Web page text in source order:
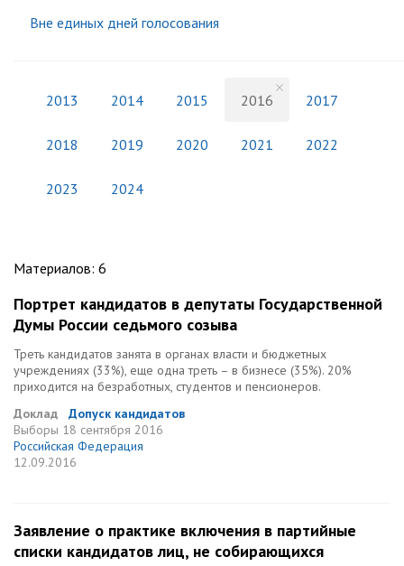
Вне единых дней голосования
2013 2014 2015 2016 2017
2018 2019 2020 2021 2022
2023 2024
Материалов: 6
Портрет кандидатов в депутаты Государственной
Думы России седьмого созыва
Треть кандидатов занята в органах власти и бюджетных
учреждениях (33%), еще одна треть – в бизнесе (35%). 20%
приходится на безработных, студентов и пенсионеров.
Доклад
Допуск кандидатов
Выборы 18 сентября 2016
Российская Федерация
12.09.2016
Заявление о практике включения в партийные
списки кандидатов лиц, не собирающихся